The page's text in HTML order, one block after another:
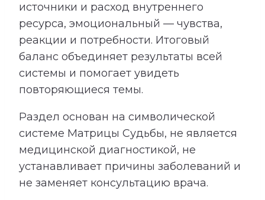
источники и расход внутреннего
ресурса, эмоциональный — чувства,
реакции и потребности. Итоговый
баланс объединяет результаты всей
системы и помогает увидеть
повторяющиеся темы.
Раздел основан на символической
системе Матрицы Судьбы, не является
медицинской диагностикой, не
устанавливает причины заболеваний и
не заменяет консультацию врача.